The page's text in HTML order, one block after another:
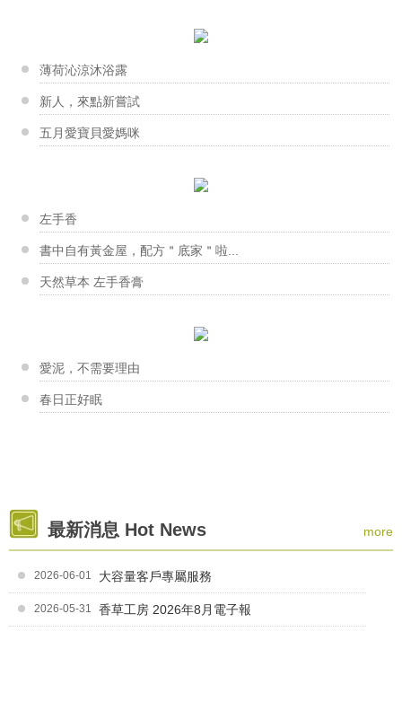
【點心皂】馬卡龍甜心
純手工作出各擁不同細節的馬卡龍，每一次製作都放入不...
「看到他們做出成品後很快樂的樣子，我也很滿足。」奕...
劉柏青老師
黃威今老師
『不但要皂實用，更要讓皂好看，期望能把手工皂帶進藝...
曾瑞英老師
擺滿原料的層架充滿瑞英老師真誠的溫度，就如同台東一...
林采君老師
香草工房淡水店-母乳皂
年輕可愛的蕎蕎 帶著珍貴的母乳來作皂 聽著她在...
香草工房台南店-藝術香氛蠟片
這次工房的大台柱～娟娟老師，為我們帶來很精彩豐富的...
香草工房苗栗店-口紅盤與一條根舒緩露DIY
香草工房桃園店-我愛媽咪溫馨手作
為了歡慶母親節~香草工房桃園店特地舉辦手作香氛片傳...
寒流來襲！改善手腳冰冷，驅寒有...
冬季皮膚乾癢怎麼辦？ 輕鬆跟冬...
膚質檢測表你對自己肌膚有多了解
你把臉洗乾淨了嗎
生活一成不變嗎？8個把每一天都...
初秋跟你一起學按摩
薄荷沁涼沐浴露
新人，來點新嘗試
五月愛寶貝愛媽咪
左手香
書中自有黃金屋，配方＂底家＂啦...
天然草本 左手香膏
愛泥，不需要理由
春日正好眠
最新消息 Hot News more
2026-06-01 大容量客戶專屬服務
2026-05-31 香草工房 2026年8月電子報